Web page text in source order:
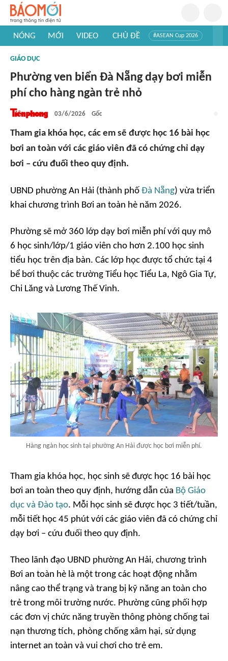
NÓNG MỚI VIDEO CHỦ ĐỀ #ASEAN Cup 2026
#Khám phá Việt Nam
GIÁO DỤC
Phường ven biển Đà Nẵng dạy bơi miễn
phí cho hàng ngàn trẻ nhỏ
03/6/2026 Gốc
Tham gia khóa học, các em sẽ được học 16 bài học
bơi an toàn với các giáo viên đã có chứng chỉ dạy
bơi – cứu đuối theo quy định.
UBND phường An Hải (thành phố Đà Nẵng) vừa triển
khai chương trình Bơi an toàn hè năm 2026.
Phường sẽ mở 360 lớp dạy bơi miễn phí với quy mô
6 học sinh/lớp/1 giáo viên cho hơn 2.100 học sinh
tiểu học trên địa bàn. Các lớp học được tổ chức tại 4
bể bơi thuộc các trường Tiểu học Tiểu La, Ngô Gia Tự,
Chi Lăng và Lương Thế Vinh.
Hàng ngàn học sinh tại phường An Hải được học bơi miễn phí.
Tham gia khóa học, học sinh sẽ được học 16 bài học
bơi an toàn theo quy định, hướng dẫn của Bộ Giáo
dục và Đào tạo. Mỗi học sinh sẽ được học 3 tiết/tuần,
mỗi tiết học 45 phút với các giáo viên đã có chứng chỉ
dạy bơi – cứu đuối theo quy định.
Theo lãnh đạo UBND phường An Hải, chương trình
Bơi an toàn hè là một trong các hoạt động nhằm
nâng cao thể trạng và trang bị kỹ năng an toàn cho
trẻ trong môi trường nước. Phường cũng phối hợp
các đơn vị chức năng truyền thông phòng chống tai
nạn thương tích, phòng chống xâm hại, sử dụng
internet an toàn và vui chơi cho trẻ em.